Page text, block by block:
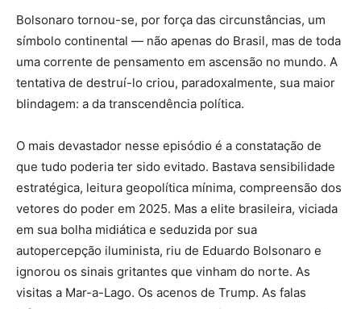
Bolsonaro tornou-se, por força das circunstâncias, um
símbolo continental — não apenas do Brasil, mas de toda
uma corrente de pensamento em ascensão no mundo. A
tentativa de destruí-lo criou, paradoxalmente, sua maior
blindagem: a da transcendência política.
O mais devastador nesse episódio é a constatação de
que tudo poderia ter sido evitado. Bastava sensibilidade
estratégica, leitura geopolítica mínima, compreensão dos
vetores do poder em 2025. Mas a elite brasileira, viciada
em sua bolha midiática e seduzida por sua
autopercepção iluminista, riu de Eduardo Bolsonaro e
ignorou os sinais gritantes que vinham do norte. As
visitas a Mar-a-Lago. Os acenos de Trump. As falas